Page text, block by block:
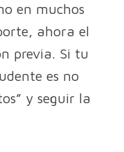
en muchos
ahora el
previa. Si tu
es no
y seguir la